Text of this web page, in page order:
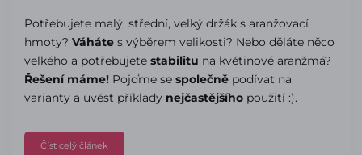
Potřebujete malý, střední, velký držák s aranžovací
hmoty? Váháte s výběrem velikosti? Nebo děláte něco
velkého a potřebujete stabilitu na květinové aranžmá?
Řešení máme! Pojďme se společně podívat na
varianty a uvést příklady nejčastějšího použití :).
Číst celý článek